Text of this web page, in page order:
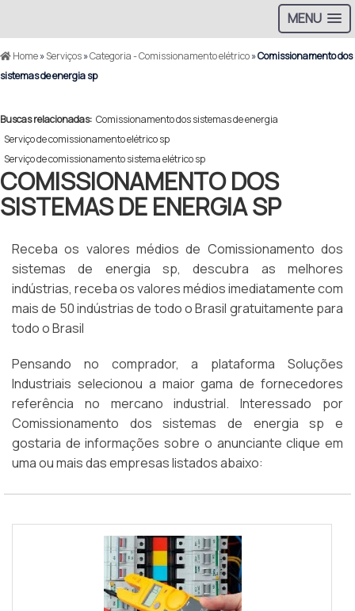
MENU
Home»Serviços»Categoria - Comissionamento elétrico»Comissionamento dos
sistemas de energia sp
Buscas relacionadas: Comissionamento dos sistemas de energia
Serviço de comissionamento elétrico sp
Serviço de comissionamento sistema elétrico sp
COMISSIONAMENTO DOS
SISTEMAS DE ENERGIA SP
Receba os valores médios de Comissionamento dos
sistemas de energia sp, descubra as melhores
indústrias, receba os valores médios imediatamente com
mais de 50 indústrias de todo o Brasil gratuitamente para
todo o Brasil
Pensando no comprador, a plataforma Soluções
Industriais selecionou a maior gama de fornecedores
referência no mercano industrial. Interessado por
Comissionamento dos sistemas de energia sp e
gostaria de informações sobre o anunciante clique em
uma ou mais das empresas listados abaixo: